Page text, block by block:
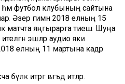
һәм футбол клубының сайтына
Әзер гимн 2018 елның 15
матчта яңгырарга тиеш. Шуңа
эшләр аудио яки
елның 11 мартына кадәр
итәргә вәгъдә итәләр.